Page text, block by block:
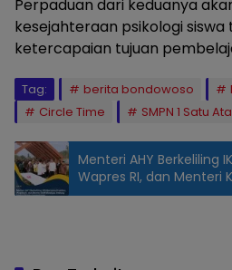
Perpaduan dari keduanya
kesejahteraan psikologi siswa
ketercapaian tujuan
Tag: berita bondowoso
Circle Time
SMPN 1 Satu
Menteri AHY Berkeliling
Wapres RI, dan Menteri
Embung hingga Sumbu